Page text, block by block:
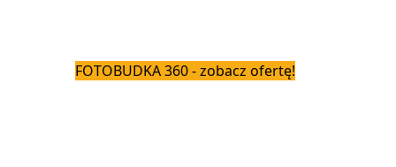
FOTOBUDKA 360 - zobacz ofertę!